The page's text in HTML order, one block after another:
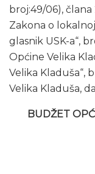
broj:49/06), člana
Zakona o
glasnik USK-a“,
Općine Velika
Velika Kladuša“,
Velika Kladuša,
BUDŽET